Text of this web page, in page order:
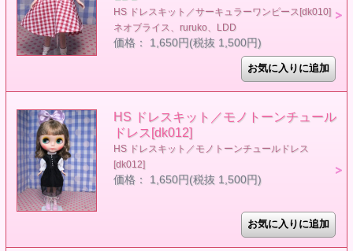
HS ドレスキット／サーキュラーワンピース[dk010]
ネオブライス、ruruko、LDD
価格： 1,650円(税抜 1,500円)
HS ドレスキット／モノトーンチュール
ドレス[dk012]
HS ドレスキット／モノトーンチュールドレス
[dk012]
価格： 1,650円(税抜 1,500円)